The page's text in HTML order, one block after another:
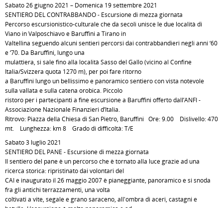
Sabato 26 giugno 2021 – Domenica 19 settembre 2021
SENTIERO DEL CONTRABBANDO - Escursione di mezza giornata
Percorso escursionistico-culturale che da secoli unisce le due località di
Viano in Valposchiavo e Baruffini a Tirano in
Valtellina seguendo alcuni sentieri percorsi dai contrabbandieri negli anni ‘60
e ‘70. Da Baruffini, lungo una
mulattiera, si sale fino alla località Sasso del Gallo (vicino al Confine
Italia/Svizzera quota 1270 m), per poi fare ritorno
a Baruffini lungo un bellissimo e panoramico sentiero con vista notevole
sulla vallata e sulla catena orobica. Piccolo
ristoro per i partecipanti a fine escursione a Baruffini offerto dall’ANFI -
Associazione Nazionale Finanzieri d’Italia.
Ritrovo: Piazza della Chiesa di San Pietro, Baruffini Ore: 9.00 Dislivello: 470
mt. Lunghezza: km 8 Grado di difficoltà: T/E
Sabato 3 luglio 2021
SENTIERO DEL PANE - Escursione di mezza giornata
Il sentiero del pane è un percorso che è tornato alla luce grazie ad una
ricerca storica: ripristinato dai volontari del
CAI e inaugurato il 26 maggio 2007 è pianeggiante, panoramico e si snoda
fra gli antichi terrazzamenti, una volta
coltivati a vite, segale e grano saraceno, all'ombra di aceri, castagni e